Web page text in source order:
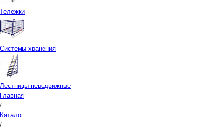
Тележки
Системы хранения
Лестницы передвижные
Главная
/
Каталог
/